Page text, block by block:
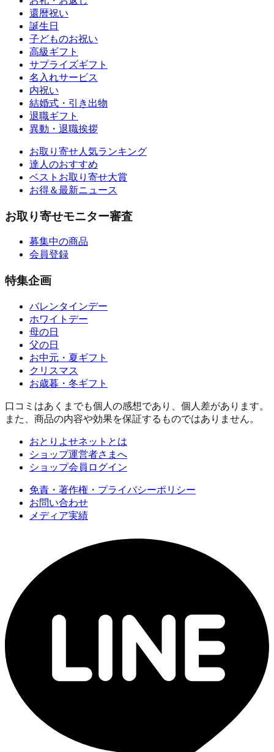
還暦祝い
誕生日
子どものお祝い
高級ギフト
サプライズギフト
名入れサービス
内祝い
結婚式・引き出物
退職ギフト
異動・退職挨拶
お取り寄せ人気ランキング
達人のおすすめ
ベストお取り寄せ大賞
お得＆最新ニュース
お取り寄せモニター審査
募集中の商品
会員登録
特集企画
バレンタインデー
ホワイトデー
母の日
父の日
お中元・夏ギフト
クリスマス
お歳暮・冬ギフト
口コミはあくまでも個人の感想であり、個人差があります。
また、商品の内容や効果を保証するものではありません。
おとりよせネットとは
ショップ運営者さまへ
ショップ会員ログイン
免責・著作権・プライバシーポリシー
お問い合わせ
メディア実績